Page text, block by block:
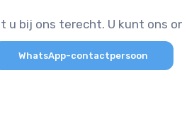
u bij ons terecht. U kunt ons
WhatsApp-contactpersoon